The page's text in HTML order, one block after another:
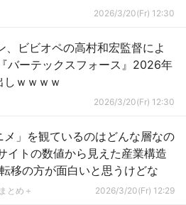
2026/3/20(Fr) 12:30
、ビビオペの高村和宏監督によ
バーテックスフォース』2026年
ｗｗｗｗ
2026/3/20(Fr) 12:30
」を観ているのはどんな層なの
イトの数値から見えた産業構造
て転移の方が面白いと思うけどな
とめ＋ 2026/3/20(Fr) 12:29